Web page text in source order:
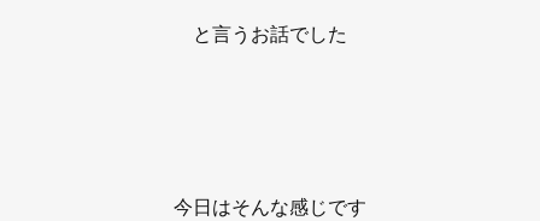
と言うお話でした
今日はそんな感じです